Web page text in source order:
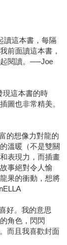
這本書，每隔
前面讀這本書，
閱讀。──Joe
這本書的時
圖也非常精美。
想像力對龍的
溫暖（不是雙關
表現力，而插畫
事絕對令人愉
果的衝動，想將
好。我的意思
角色，閃閃
而且我喜歡封面